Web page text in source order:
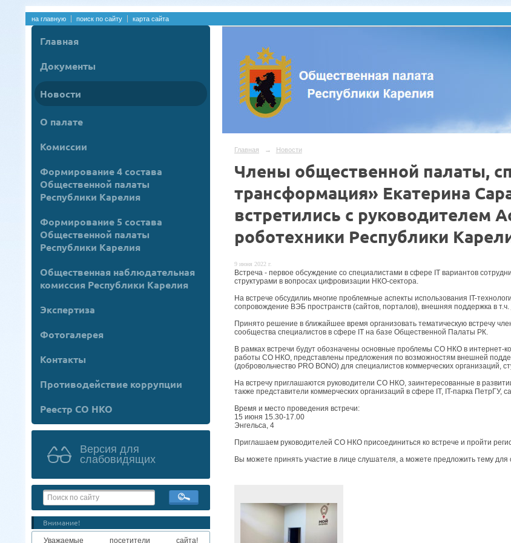
на главную поиск по сайту карта сайта
Главная
Документы
Новости
О палате
Комиссии
Формирование 4 состава
Общественной палаты
Республики Карелия
Формирование 5 состава
Общественной палаты
Республики Карелия
Общественная наблюдательная
комиссия Республики Карелия
Экспертиза
Фотогалерея
Контакты
Противодействие коррупции
Реестр СО НКО
Версия для
слабовидящих
Внимание!
Уважаемые посетители сайта!
Главная → Новости
Члены общественной палаты,
трансформация» Екатерина
встретились с руководителем
роботехники Республики
9 июня 2022 г.
Встреча - первое обсуждение со специалистами в сфере IT вариантов
структурами в вопросах цифровизации НКО-сектора.
На встрече обсудилиь многие проблемные аспекты использования IT-
сопровождение ВЭБ пространств (сайтов, порталов), внешняя поддержка в
Принято решение в ближайшее время организовать тематическую встречу
сообщества специалистов в сфере IT на базе Общественной Палаты РК.
В рамках встречи будут обозначены основные проблемы СО НКО в
работы СО НКО, представлены предложения по возможностям внешней
(добровольчество PRO BONO) для специалистов коммерческих организаций,
На встречу приглашаются руководители СО НКО, заинтересованные в
также представители коммерческих организаций в сфере IT, IT-парка ПетрГУ,
Время и место проведения встречи:
15 июня 15.30-17.00
Энгельса, 4
Приглашаем руководителей СО НКО присоединиться ко встрече и пройти
Вы можете принять участие в лице слушателя, а можете предложить тему для